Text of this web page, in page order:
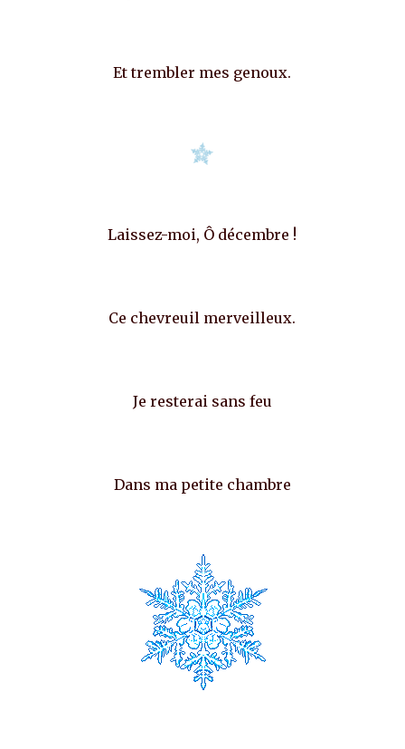
Et trembler mes genoux.
Laissez-moi, Ô décembre !
Ce chevreuil merveilleux.
Je resterai sans feu
Dans ma petite chambre